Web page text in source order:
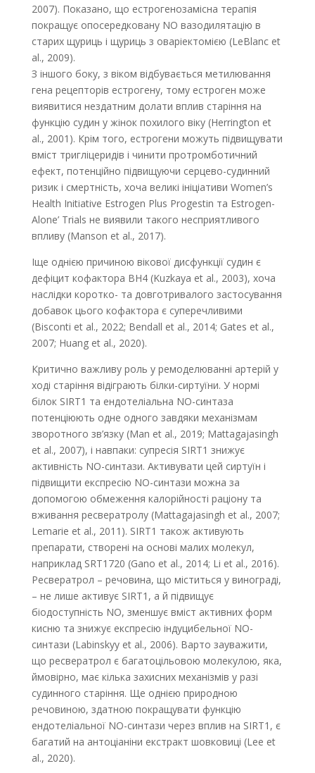
2007). Показано, що естрогенозамісна терапія
покращує опосередковану NO вазодилятацію в
старих щуриць і щуриць з оваріектомією (LeBlanc et
al., 2009).
З іншого боку, з віком відбувається метилювання
гена рецепторів естрогену, тому естроген може
виявитися нездатним долати вплив старіння на
функцію судин у жінок похилого віку (Herrington et
al., 2001). Крім того, естрогени можуть підвищувати
вміст тригліцеридів і чинити протромботичний
ефект, потенційно підвищуючи серцево-судинний
ризик і смертність, хоча великі ініціативи Women’s
Health Initiative Estrogen Plus Progestin та Estrogen-
Alone’ Trials не виявили такого несприятливого
впливу (Manson et al., 2017).
Іще однією причиною вікової дисфункції судин є
дефіцит кофактора BH4 (Kuzkaya et al., 2003), хоча
наслідки коротко- та довготривалого застосування
добавок цього кофактора є суперечливими
(Bisconti et al., 2022; Bendall et al., 2014; Gates et al.,
2007; Huang et al., 2020).
Критично важливу роль у ремоделюванні артерій у
ході старіння відіграють білки-сиртуїни. У нормі
білок SIRT1 та ендотеліальна NO-синтаза
потенціюють одне одного завдяки механізмам
зворотного зв’язку (Man et al., 2019; Mattagajasingh
et al., 2007), і навпаки: супресія SIRT1 знижує
активність NO-синтази. Активувати цей сиртуїн і
підвищити експресію NO-синтази можна за
допомогою обмеження калорійності раціону та
вживання ресвератролу (Mattagajasingh et al., 2007;
Lemarie et al., 2011). SIRT1 також активують
препарати, створені на основі малих молекул,
наприклад SRT1720 (Gano et al., 2014; Li et al., 2016).
Ресвератрол – речовина, що міститься у винограді,
– не лише активує SIRT1, а й підвищує
біодоступність NO, зменшує вміст активних форм
кисню та знижує експресію індуцибельної NO-
синтази (Labinskyy et al., 2006). Варто зауважити,
що ресвератрол є багатоцільовою молекулою, яка,
ймовірно, має кілька захисних механізмів у разі
судинного старіння. Ще однією природною
речовиною, здатною покращувати функцію
ендотеліальної NO-синтази через вплив на SIRT1, є
багатий на антоціаніни екстракт шовковиці (Lee et
al., 2020).